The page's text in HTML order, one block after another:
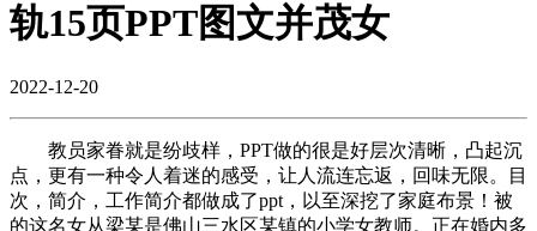
轨15页PPT图文并茂女
2022-12-20
教员家眷就是纷歧样，PPT做的很是好层次清晰，凸起沉
点，更有一种令人着迷的感受，让人流连忘返，回味无限。目
次，简介，工作简介都做成了ppt，以至深挖了家庭布景！被
的这名女从梁某是佛山三水区某镇的小学女教师。正在婚内多